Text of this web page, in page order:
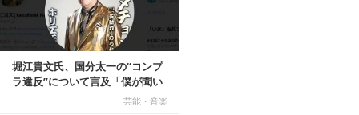
堀江貴文氏、国分太一の“コンプ
ラ違反”について言及「僕が聞い
芸能・音楽